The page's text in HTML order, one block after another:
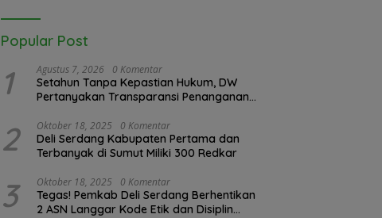
Popular Post
1 Agustus 7, 2026 0 Komentar
Setahun Tanpa Kepastian Hukum, DW
Pertanyakan Transparansi Penanganan
Polrestabes Medan
2 Oktober 18, 2025 0 Komentar
Deli Serdang Kabupaten Pertama dan
Terbanyak di Sumut Miliki 300 Redkar
3 Oktober 18, 2025 0 Komentar
Tegas! Pemkab Deli Serdang Berhentikan
2 ASN Langgar Kode Etik dan Disiplin